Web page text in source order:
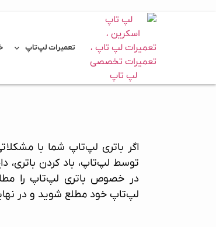
تعمیرات لپ‌تاپ
اگر باتری لپ‌تاپ شما با
توسط لپ‌تاپ، باد کردن باتری،
در خصوص باتری لپ‌تاپ را
لپ‌تاپ خود مطلع شوید و در